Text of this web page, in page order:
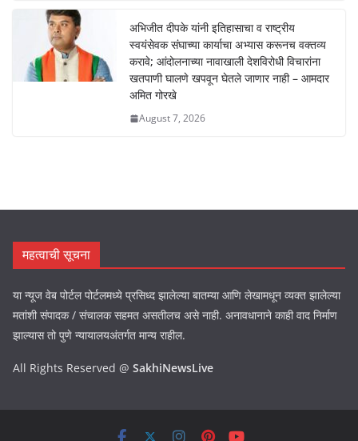
अभिजीत दीपके यांनी इतिहासाचा व राष्ट्रीय
स्वयंसेवक संघाच्या कार्याचा अभ्यास करूनच वक्तव्य
करावे; आंदोलनाच्या नावाखाली देशविरोधी विचारांना
खतपाणी घालणे खपवून घेतले जाणार नाही – आमदार
अमित गोरखे
August 7, 2026
महत्वाची सूचना
या न्यूज वेब पोर्टल पोर्टलमध्ये प्रसिध्द झालेल्या बातम्या आणि लेखामधून व्यक्त झालेल्या
मतांशी संपादक / संचालक सहमत असतीलच असे नाही. अनावधानाने काही वाद निर्माण
झाल्यास तो पुणे न्यायालयअंतर्गत मान्य राहील.
All Rights Reserved @ SakhiNewsLive